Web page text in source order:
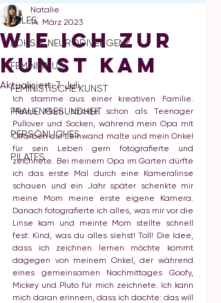
ALLES
ADHS & NEURODIVERGENZ
FEMINISMUS
FEMINISTISCHE KUNST
FRAUENGESUNDHEIT
PERSÖNLICHES
PILATES
Wie ich zur
Kunst kam
Natalie
14. März 2023
Aktualisiert:7. Juli
Ich stamme aus einer kreativen Familie.
Meine Mom strickte schon als Teenager
Pullover und Socken, während mein Opa mit
Ölfarben auf Leinwand malte und mein Onkel
für sein Leben gern fotografierte und
zeichnete. Bei meinem Opa im Garten dürfte
ich das erste Mal durch eine Kameralinse
schauen und ein Jahr später schenkte mir
meine Mom meine erste eigene Kamera.
Danach fotografierte ich alles, was mir vor die
Linse kam und meinte Mom stellte schnell
fest: Kind, was du alles siehst! Toll! Die Idee,
dass ich zeichnen lernen möchte kommt
dagegen von meinem Onkel, der während
eines gemeinsamen Nachmittages Goofy,
Mickey und Pluto für mich zeichnete. Ich kann
mich daran erinnern, dass ich dachte: das will